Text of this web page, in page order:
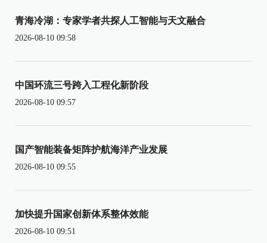
青海冷湖：专家学者共探人工智能与天文融合
2026-08-10 09:58
中国环流三号跨入工程化新阶段
2026-08-10 09:57
国产智能装备矩阵护航海洋产业发展
2026-08-10 09:55
加快提升国家创新体系整体效能
2026-08-10 09:51